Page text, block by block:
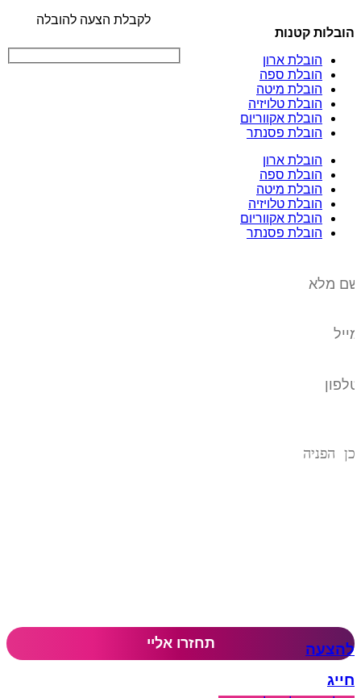
הובלות קטנות
הובלת ארון
הובלת ספה
הובלת מיטה
הובלת טלויזיה
הובלת אקווריום
הובלת פסנתר
הובלת ארון
הובלת ספה
הובלת מיטה
הובלת טלויזיה
הובלת אקווריום
הובלת פסנתר
לקבלת הצעה להובלה
להצעה
חייג